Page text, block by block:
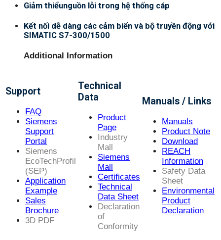
Giảm thiểunguồn lỗi trong hệ thống cáp
Kết nối dễ dàng các cảm biến và bộ truyền động với
SIMATIC S7-300/1500
Additional Information
Support
FAQ
Siemens
Support
Portal
Siemens
EcoTechProfil
(SEP)
Application
Example
Sales
Brochure
3D PDF
Technical
Data
Product
Page
Industry
Mall
Siemens
Mall
Certificates
Technical
Data Sheet
Declaration
of
Conformity
Manuals / Links
Manuals
Product Note
Download
REACH
Information
Safety Data
Sheet
Environmental
Product
Declaration